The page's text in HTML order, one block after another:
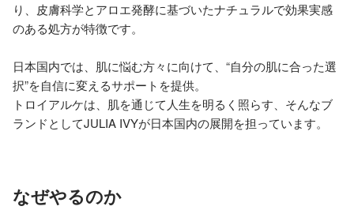
り、皮膚科学とアロエ発酵に基づいたナチュラルで効果実感
のある処方が特徴です。
日本国内では、肌に悩む方々に向けて、“自分の肌に合った選
択”を自信に変えるサポートを提供。
トロイアルケは、肌を通じて人生を明るく照らす、そんなブ
ランドとしてJULIA IVYが日本国内の展開を担っています。
なぜやるのか